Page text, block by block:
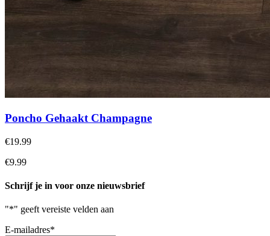
Poncho Gehaakt Champagne
€19.99
€9.99
Schrijf je in voor onze nieuwsbrief
"*" geeft vereiste velden aan
E-mailadres*